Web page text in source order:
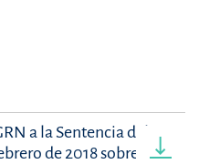
a la Sentencia del
de 2018 sobre